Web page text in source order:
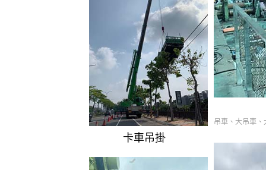
卡車吊掛
吊車、大吊車